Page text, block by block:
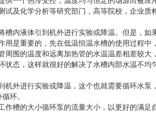
试及化学分析等研究部门，高等院校，企业质
内液体引到机外进行实验或降温。但是，如
用是重要的，先在低温恒温水槽的使用过程中
周围的温度和远离加热管的水温温差相差较大
态，这样就很好的解决了水槽内部水温不均
机外进行实验或降温，这个也就需要循环水泵
环。
作槽的大小循环泵的流量大小，以更好的满足